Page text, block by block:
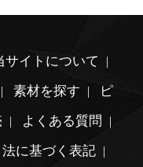
サイトについて
素材を探す
ピ
よくある質問
に基づく表記